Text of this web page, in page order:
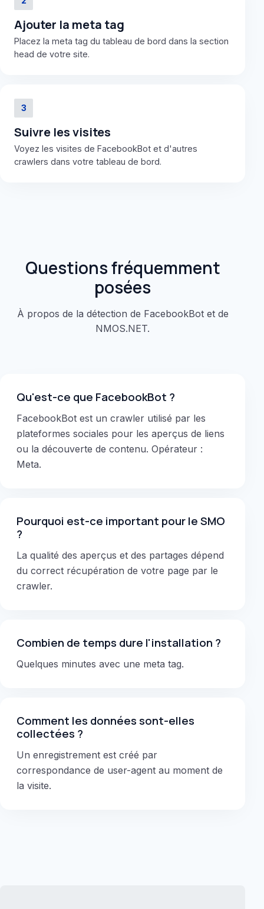
Ajouter la meta tag
Placez la meta tag du tableau de bord dans la section
head de votre site.
3
Suivre les visites
Voyez les visites de FacebookBot et d'autres
crawlers dans votre tableau de bord.
Questions fréquemment
posées
À propos de la détection de FacebookBot et de
NMOS.NET.
Qu'est-ce que FacebookBot ?
FacebookBot est un crawler utilisé par les
plateformes sociales pour les aperçus de liens
ou la découverte de contenu. Opérateur :
Meta.
Pourquoi est-ce important pour le SMO
?
La qualité des aperçus et des partages dépend
du correct récupération de votre page par le
crawler.
Combien de temps dure l'installation ?
Quelques minutes avec une meta tag.
Comment les données sont-elles
collectées ?
Un enregistrement est créé par
correspondance de user-agent au moment de
la visite.